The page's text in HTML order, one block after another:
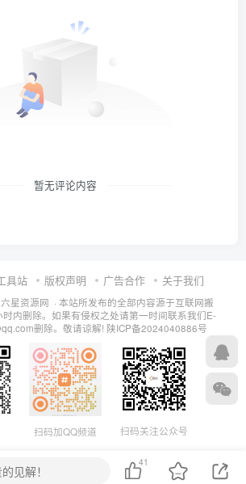
暂无评论内容
具站 版权声明 广告合作 关于我们
星资源网 · 本站所发布的全部内容源于互联网搬
内删除。如果有侵权之处请第一时间联系我们E-
删除。敬请谅解! 陕ICP备2024040886号
扫码加QQ频道 扫码关注公众号
见解！
41